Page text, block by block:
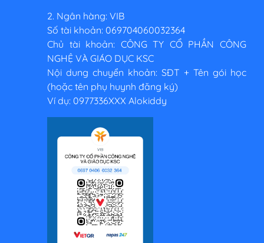
2. Ngân hàng: VIB
Số tài khoản: 069704060032364
Chủ tài khoản: CÔNG TY CỔ PHẦN CÔNG
NGHỆ VÀ GIÁO DỤC KSC
Nội dung chuyển khoản: SĐT + Tên gói học
(hoặc tên phụ huynh đăng ký)
Ví dụ: 0977336XXX Alokiddy